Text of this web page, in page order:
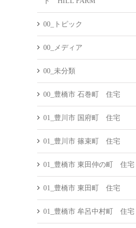
00_トピック
00_メディア
00_未分類
00_豊橋市 石巻町 住宅
01_豊川市 国府町 住宅
01_豊川市 篠束町 住宅
01_豊橋市 東田仲の町 住宅
01_豊橋市 東田町 住宅
01_豊橋市 牟呂中村町 住宅